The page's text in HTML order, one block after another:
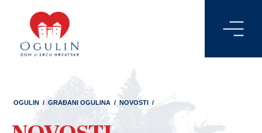
OGULIN / GRAĐANI OGULINA / NOVOSTI /